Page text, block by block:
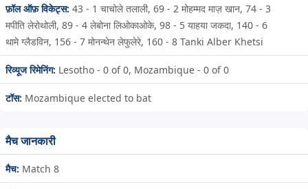
फ़ॉल ऑफ़ विकेट्स: 43 - 1 चाचोले तलाली, 69 - 2 मोहम्मद माज़ खान, 74 - 3
मपीति लेरोथोली, 89 - 4 लेबोना लिओकाओके, 98 - 5 याहया जकदा, 140 - 6
थामे ग्लैडविन, 156 - 7 मोनन्थेन लेफुलेरे, 160 - 8 Tanki Alber Khetsi
रिव्यूज रिमेनिंग: Lesotho - 0 of 0, Mozambique - 0 of 0
टॉस: Mozambique elected to bat
मैच जानकारी
मैच: Match 8